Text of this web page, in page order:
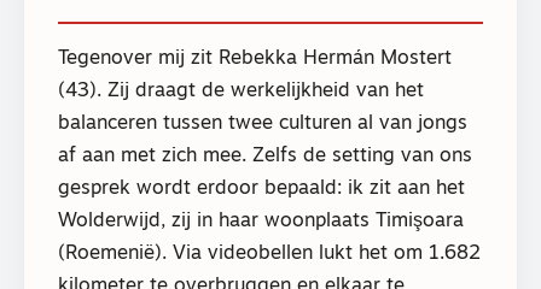
Tegenover mij zit Rebekka Hermán Mostert
(43). Zij draagt de werkelijkheid van het
balanceren tussen twee culturen al van jongs
af aan met zich mee. Zelfs de setting van ons
gesprek wordt erdoor bepaald: ik zit aan het
Wolderwijd, zij in haar woonplaats Timişoara
(Roemenië). Via videobellen lukt het om 1.682